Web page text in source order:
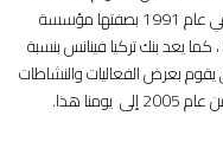
2001 بالاشتراك مع فينانس الاناضول المتأسسة في عام 1991 بصفتها مؤسسة
الخاص الأول برأس مال محلي بنسبة 100% ، كما يعد بنك تركيا فينانس بنسبة
يقوم بعرض الفعاليات والنشاطات
هذا.​​